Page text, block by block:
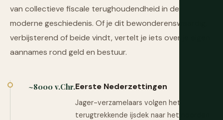
van collectieve fiscale terughoudendheid in de
moderne geschiedenis. Of je dit bewonderenswaardig,
verbijsterend of beide vindt, vertelt je iets over je eigen
aannames rond geld en bestuur.
~8000 v.Chr.Eerste Nederzettingen
Jager-verzamelaars volgen het
terugtrekkende ijsdek naar het noorden.